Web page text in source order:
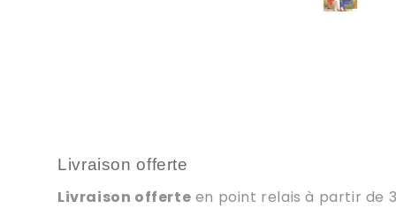
Livraison offerte
Livraison offerte en point relais à partir de